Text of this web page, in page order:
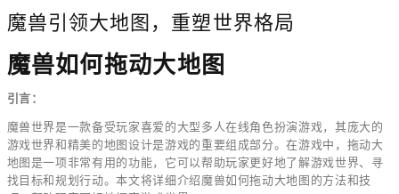
魔兽引领大地图，重塑世界格局
魔兽如何拖动大地图
引言：
魔兽世界是一款备受玩家喜爱的大型多人在线角色扮演游戏，其庞大的
游戏世界和精美的地图设计是游戏的重要组成部分。在游戏中，拖动大
地图是一项非常有用的功能，它可以帮助玩家更好地了解游戏世界、寻
找目标和规划行动。本文将详细介绍魔兽如何拖动大地图的方法和技